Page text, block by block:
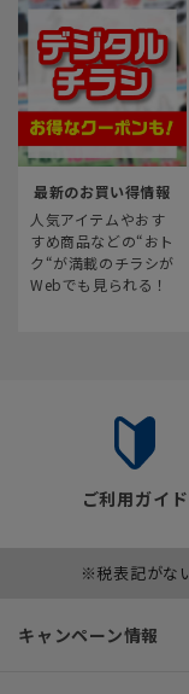
最新のお買い得情報
人気アイテムやおす
すめ商品などの“おト
ク“が満載のチラシが
Webでも見られる！
ご利用ガイド
※税表記がな
キャンペーン情報